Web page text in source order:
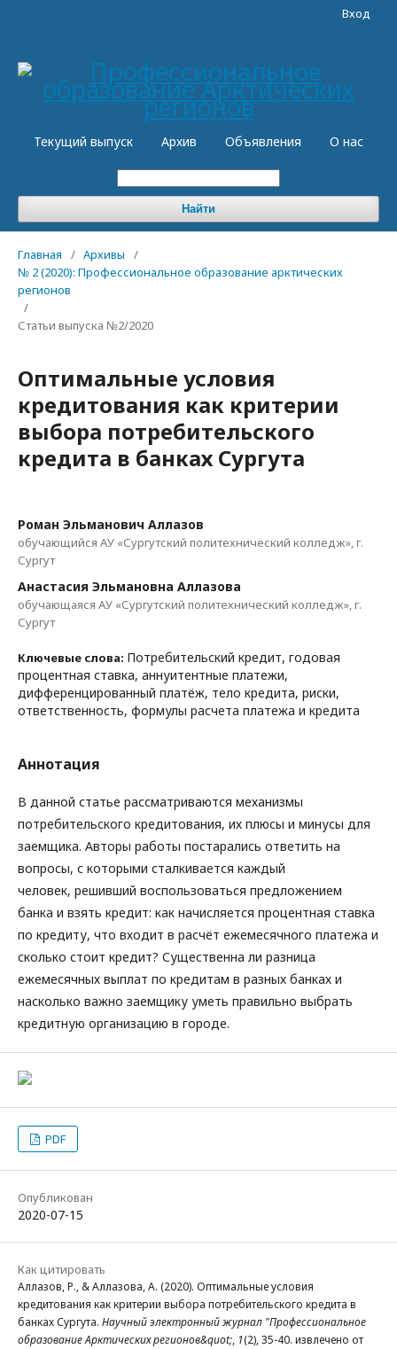
Текущий выпуск Архив Объявления О нас
Найти
Вход
Главная / Архивы
/
№ 2 (2020): Профессиональное образование арктических
регионов
/
Статьи выпуска №2/2020
Оптимальные условия
кредитования как критерии
выбора потребительского
кредита в банках Сургута
Роман Эльманович Аллазов
обучающийся АУ «Сургутский политехнический колледж», г.
Сургут
Анастасия Эльмановна Аллазова
обучающаяся АУ «Сургутский политехнический колледж», г.
Сургут
Ключевые слова: Потребительский кредит, годовая
процентная ставка, аннуитентные платежи,
дифференцированный платёж, тело кредита, риски,
ответственность, формулы расчета платежа и кредита
Аннотация
В данной статье рассматриваются механизмы
потребительского кредитования, их плюсы и минусы для
заемщика. Авторы работы постарались ответить на
вопросы, с которыми сталкивается каждый
человек, решивший воспользоваться предложением
банка и взять кредит: как начисляется процентная ставка
по кредиту, что входит в расчёт ежемесячного платежа и
сколько стоит кредит? Существенна ли разница
ежемесячных выплат по кредитам в разных банках и
насколько важно заемщику уметь правильно выбрать
кредитную организацию в городе.
PDF
Опубликован
2020-07-15
Как цитировать
Аллазов, Р., & Аллазова, А. (2020). Оптимальные условия
кредитования как критерии выбора потребительского кредита в
банках Сургута. Научный электронный журнал "Профессиональное
образование Арктических регионов&quot;, 1(2), 35-40. извлечено от